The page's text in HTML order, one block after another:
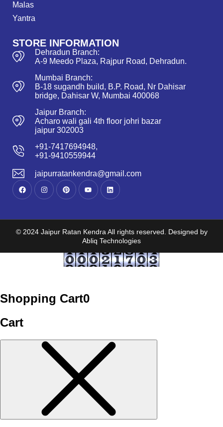
Malas
Yantra
STORE INFORMATION
Dehradun Branch:
A-9 Meedo Plaza, Rajpur Road, Dehradun.
Mumbai Branch:
B-18 sugandh build, B.P. Road, Nr Dahisar
bridge, Dahisar W, Mumbai 400068
Jaipur Branch:
Acharo wali gali 4th floor johri bazar
jaipur 302003
+91-7417694948,
+91-9410559944
jaipurratankendra@gmail.com
© 2024 Jaipur Ratan Kendra All rights reserved. Designed by
Abliq Technologies
Shopping Cart0
Cart